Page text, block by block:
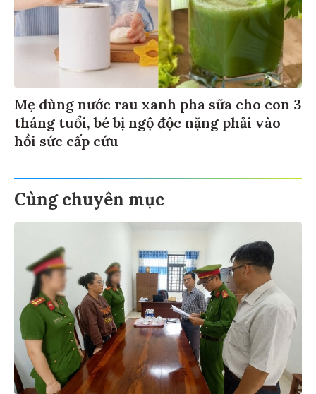
Mẹ dùng nước rau xanh pha sữa cho con 3
tháng tuổi, bé bị ngộ độc nặng phải vào
hồi sức cấp cứu
Cùng chuyên mục